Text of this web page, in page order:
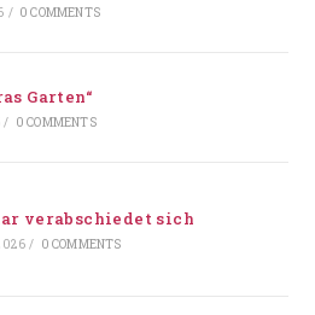
/ 0 COMMENTS
Garten“
/ 0 COMMENTS
verabschiedet sich
/ 0 COMMENTS